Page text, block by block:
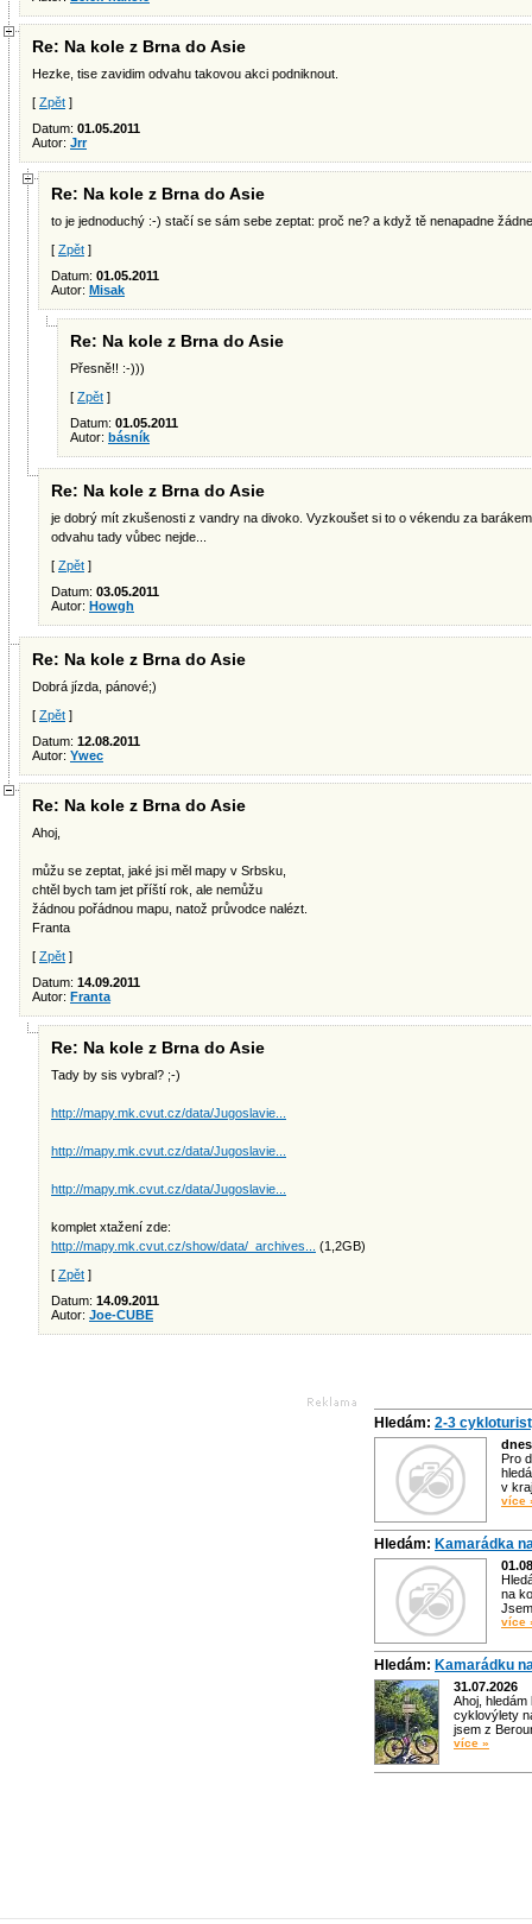
Re: Na kole z Brna do Asie
Hezke, tise zavidim odvahu takovou akci podniknout.
[ Zpět ]
Datum: 01.05.2011
Autor: Jrr
Re: Na kole z Brna do Asie
to je jednoduchý :-) stačí se sám sebe zeptat: proč ne? a když tě nenapadne
[ Zpět ]
Datum: 01.05.2011
Autor: Misak
Re: Na kole z Brna do Asie
Přesně!! :-)))
[ Zpět ]
Datum: 01.05.2011
Autor: básník
Re: Na kole z Brna do Asie
je dobrý mít zkušenosti z vandry na divoko. Vyzkoušet si to o vékendu za
odvahu tady vůbec nejde...
[ Zpět ]
Datum: 03.05.2011
Autor: Howgh
Re: Na kole z Brna do Asie
Dobrá jízda, pánové;)
[ Zpět ]
Datum: 12.08.2011
Autor: Ywec
Re: Na kole z Brna do Asie
Ahoj,
můžu se zeptat, jaké jsi měl mapy v Srbsku,
chtěl bych tam jet příští rok, ale nemůžu
žádnou pořádnou mapu, natož průvodce nalézt.
Franta
[ Zpět ]
Datum: 14.09.2011
Autor: Franta
Re: Na kole z Brna do Asie
Tady by sis vybral? ;-)
http://mapy.mk.cvut.cz/data/Jugoslavie...
http://mapy.mk.cvut.cz/data/Jugoslavie...
http://mapy.mk.cvut.cz/data/Jugoslavie...
komplet xtažení zde:
http://mapy.mk.cvut.cz/show/data/_archives...
(1,2GB)
[ Zpět ]
Datum: 14.09.2011
Autor: Joe-CUBE
Hledám: 2-3
dnes
Pro
v
více
Hledám: Kamarádka
na
více
Hledám: Kamarádku
31.07.2026
Ahoj,
cyklovýlety
jsem z
více »